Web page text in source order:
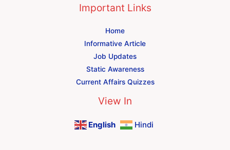
Important Links
Home
Informative Article
Job Updates
Static Awareness
Current Affairs Quizzes
View In
English Hindi